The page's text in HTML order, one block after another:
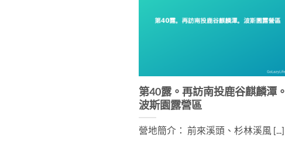
第40露。再訪南投鹿谷麒麟潭。
波斯園露營區
營地簡介： 前來溪頭、杉林溪風 [...]